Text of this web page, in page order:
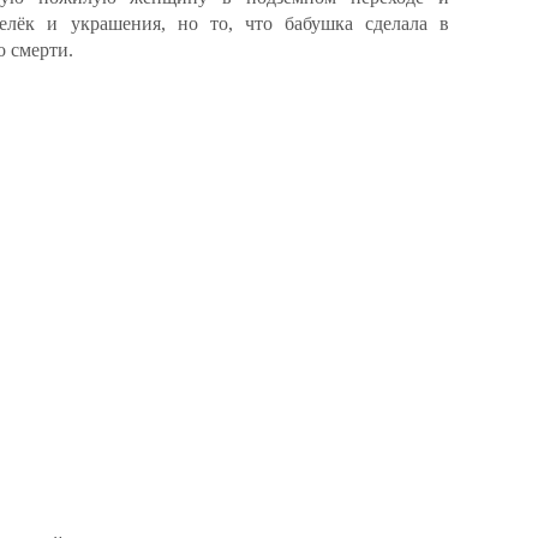
и украшения, но то, что бабушка сделала в
смерти.